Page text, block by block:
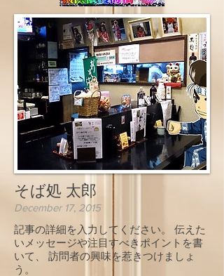
そば処 太郎
December 17, 2015
記事の詳細を入力してください。 伝えた
いメッセージや注目すべきポイントを書
いて、 訪問者の興味を惹きつけましょ
う。